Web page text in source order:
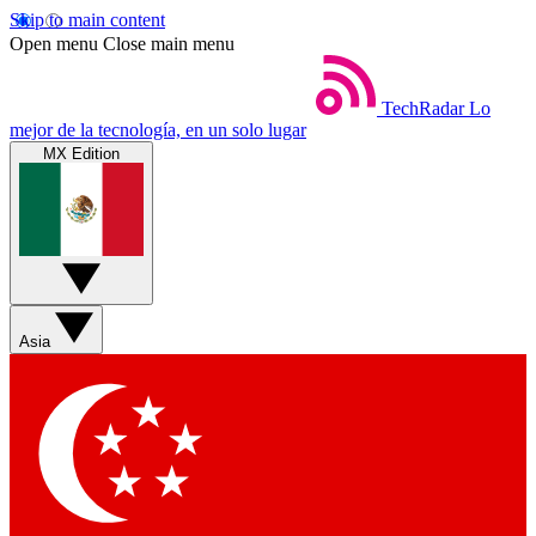
Skip to main content
Open menu Close main menu
TechRadar Lo
mejor de la tecnología, en un solo lugar
MX Edition
Asia